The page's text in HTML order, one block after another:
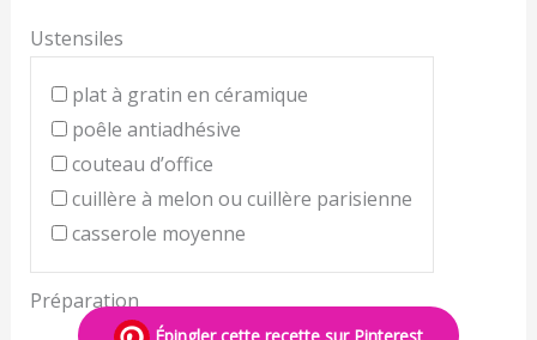
Ustensiles
plat à gratin en céramique
poêle antiadhésive
couteau d’office
cuillère à melon ou cuillère parisienne
casserole moyenne
Préparation